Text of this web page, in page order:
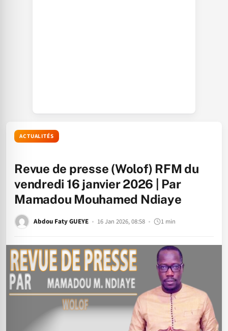
ACTUALITÉS
Revue de presse (Wolof) RFM du
vendredi 16 janvier 2026 | Par
Mamadou Mouhamed Ndiaye
Abdou Faty GUEYE 16 Jan 2026, 08:58 1 min